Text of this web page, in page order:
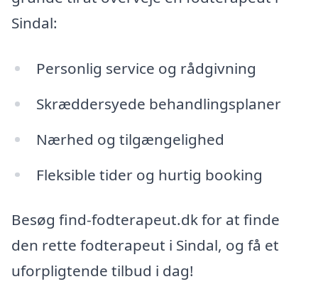
Sindal:
Personlig service og rådgivning
Skræddersyede behandlingsplaner
Nærhed og tilgængelighed
Fleksible tider og hurtig booking
Besøg find-fodterapeut.dk for at finde
den rette fodterapeut i Sindal, og få et
uforpligtende tilbud i dag!